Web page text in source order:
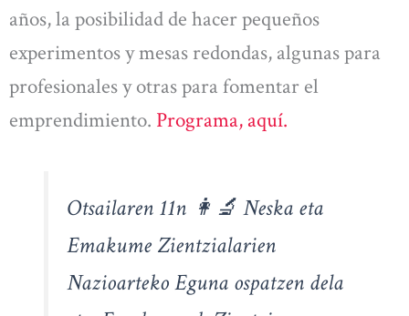
años, la posibilidad de hacer pequeños
experimentos y mesas redondas, algunas para
profesionales y otras para fomentar el
emprendimiento. Programa, aquí.
Otsailaren 11n 👩‍🔬 Neska eta
Emakume Zientzialarien
Nazioarteko Eguna ospatzen dela